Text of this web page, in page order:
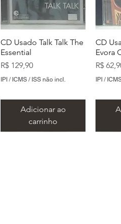
CD Usado Talk Talk The
Essential
Preço
R$ 129,90
IPI / ICMS / ISS não incl.
Adicionar ao
carrinho
CD
Evora
Preço
R$
IPI /